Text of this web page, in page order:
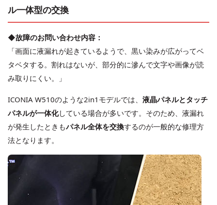
ル一体型の交換
◆故障のお問い合わせ内容：
「画面に液漏れが起きているようで、黒い染みが広がってベ
タベタする。割れはないが、部分的に滲んで文字や画像が読
み取りにくい。」
ICONIA W510のような2in1モデルでは、 液晶パネルとタッチ
パネルが一体化している場合が多いです。そのため、液漏れ
が発生したときもパネル全体を交換するのが一般的な修理方
法となります。